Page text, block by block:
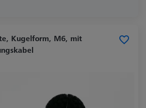
Kugelform, M6, mit